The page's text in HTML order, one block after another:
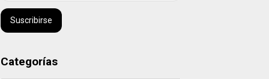
Suscribirse
Categorías